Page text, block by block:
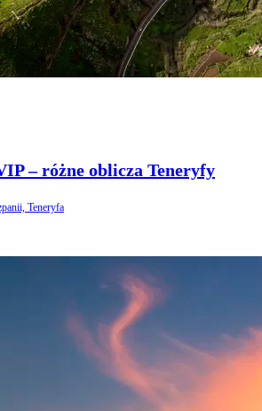
– różne oblicza Teneryfy
Teneryfa